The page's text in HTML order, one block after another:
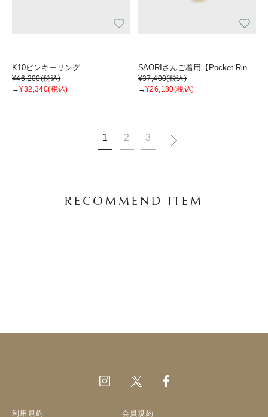
K10ピンキーリング
¥46,200(税込)
→¥32,340(税込)
¥37,400(税込)
→¥26,180(税込)
1 2 3
RECOMMEND ITEM
利用規約 会員規約